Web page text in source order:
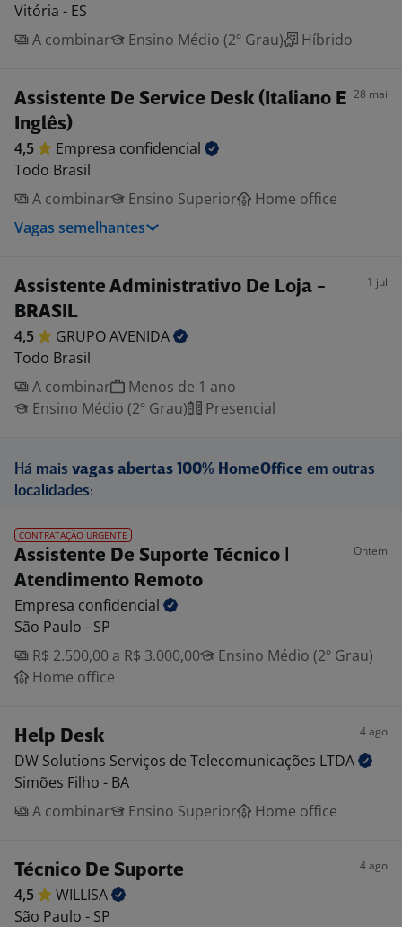
Vitória - ES
A combinar
Ensino Médio (2º Grau) Híbrido
Assistente De Service Desk (Italiano E
Inglês)
28 mai
4,5 Empresa confidencial
Todo Brasil
A combinar
Ensino Superior
Home office
Vagas semelhantes
Assistente Administrativo De Loja -
BRASIL
1 jul
4,5 GRUPOAVENIDA
Todo Brasil
A combinar
Menos de 1 ano
Ensino Médio (2º Grau)
Presencial
Há mais vagas abertas 100% HomeOffice em outras
localidades:
CONTRATAÇÃO URGENTE
Assistente De Suporte Técnico |
Atendimento Remoto
Ontem
Empresa confidencial
São Paulo - SP
R$ 2.500,00 a R$ 3.000,00
Ensino Médio (2º Grau)
Home office
Help Desk 4 ago
DW Solutions Serviços de Telecomunicações LTDA
Simões Filho - BA
A combinar
Ensino Superior Home office
Técnico De Suporte 4 ago
4,5
WILLISA
São Paulo - SP